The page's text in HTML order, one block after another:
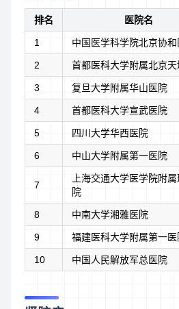
排名 医院名
1 中国医学科学院北京协
2 首都医科大学附属北京
3 复旦大学附属华山医院
4 首都医科大学宣武医院
5 四川大学华西医院
6 中山大学附属第一医院
7
上海交通大学医学院附
院
8 中南大学湘雅医院
9 福建医科大学附属第一医
10 中国人民解放军总医院